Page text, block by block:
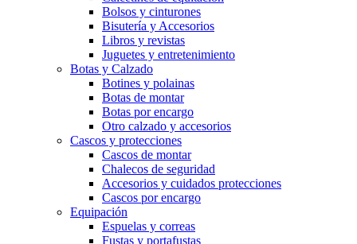
Bolsos y cinturones
Bisutería y Accesorios
Libros y revistas
Juguetes y entretenimiento
Botas y Calzado
Botines y polainas
Botas de montar
Botas por encargo
Otro calzado y accesorios
Cascos y protecciones
Cascos de montar
Chalecos de seguridad
Accesorios y cuidados protecciones
Cascos por encargo
Equipación
Espuelas y correas
Fustas y portafustas